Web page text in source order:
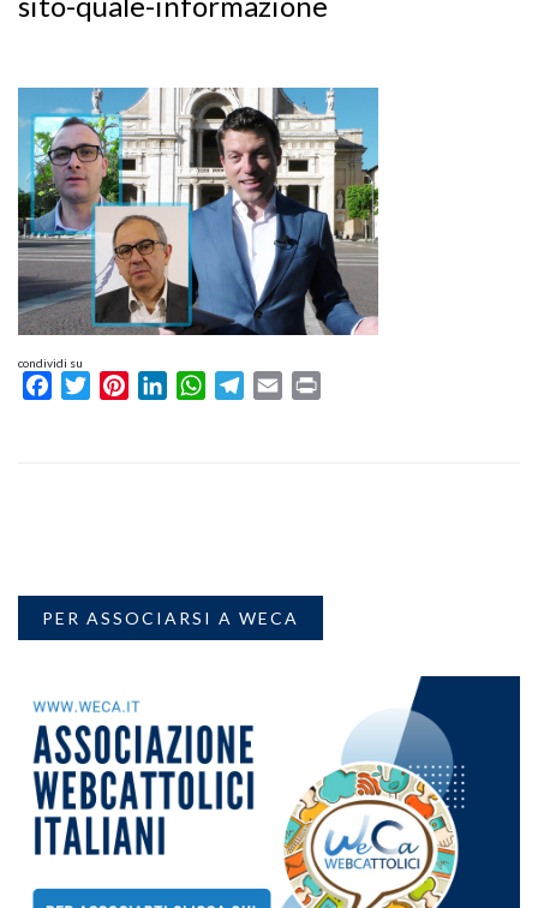
condividi su
FacebookTwitterPinterestLinkedInWhatsAppTelegram
Email
PER ASSOCIARSI A WECA